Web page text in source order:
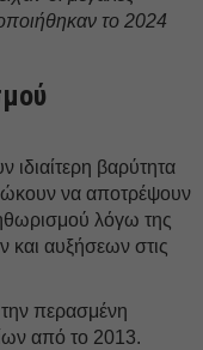
το 2024
ιδιαίτερη βαρύτητα
να αποτρέψουν
λόγω της
και αυξήσεων στις
περασμένη
από το 2013.